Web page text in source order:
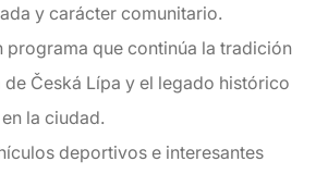
y carácter comunitario.
programa que continúa la tradición
Česká Lípa y el legado histórico
la ciudad.
deportivos e interesantes